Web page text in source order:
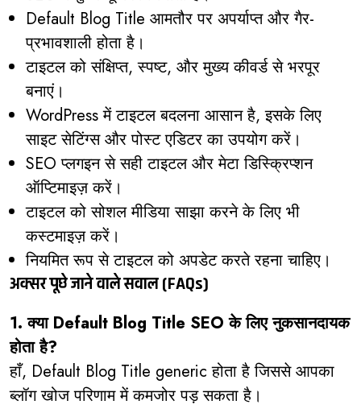
Default Blog Title आमतौर पर अपर्याप्त और गैर-
प्रभावशाली होता है।
टाइटल को संक्षिप्त, स्पष्ट, और मुख्य कीवर्ड से भरपूर
बनाएं।
WordPress में टाइटल बदलना आसान है, इसके लिए
साइट सेटिंग्स और पोस्ट एडिटर का उपयोग करें।
SEO प्लगइन से सही टाइटल और मेटा डिस्क्रिप्शन
ऑप्टिमाइज़ करें।
टाइटल को सोशल मीडिया साझा करने के लिए भी
कस्टमाइज़ करें।
नियमित रूप से टाइटल को अपडेट करते रहना चाहिए।
अक्सर पूछे जाने वाले सवाल (FAQs)
1. क्या Default Blog Title SEO के लिए नुकसानदायक
होता है?
हाँ, Default Blog Title generic होता है जिससे आपका
ब्लॉग खोज परिणाम में कमजोर पड़ सकता है।